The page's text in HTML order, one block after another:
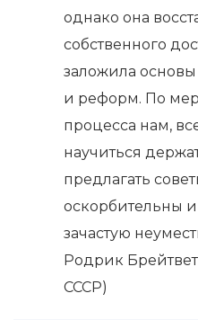
однако она
собственного
заложила
и реформ. По
процесса нам,
научиться
предлагать
оскорбительны
зачастую
Родрик
СССР)